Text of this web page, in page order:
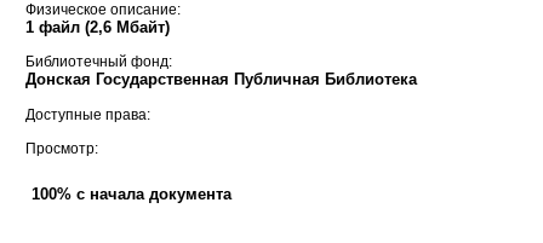
Физическое описание:
1 файл (2,6 Мбайт)
Библиотечный фонд:
Донская Государственная Публичная Библиотека
Доступные права:
Просмотр:
100% с начала документа